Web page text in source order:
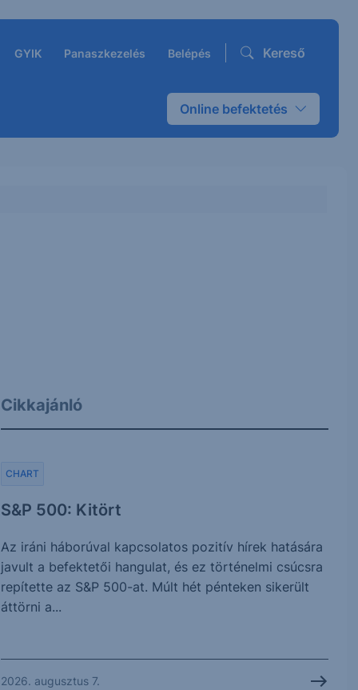
GYIK Panaszkezelés Belépés Kereső
Online befektetés
Cikkajánló
S&P 500: Kitört
CHART
Az iráni háborúval kapcsolatos pozitív hírek hatására
javult a befektetői hangulat, és ez történelmi csúcsra
repítette az S&P 500-at. Múlt hét pénteken sikerült
áttörni a...
2026. augusztus 7.